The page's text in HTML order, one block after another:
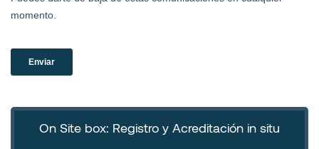
On Site box: Registro y Acreditación in situ